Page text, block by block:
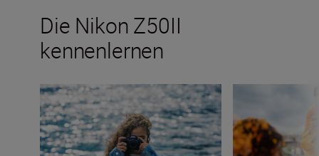
Die Nikon Z50II
kennenlernen
Die neue Nikon Z50II: Starke Leistung und kreativer